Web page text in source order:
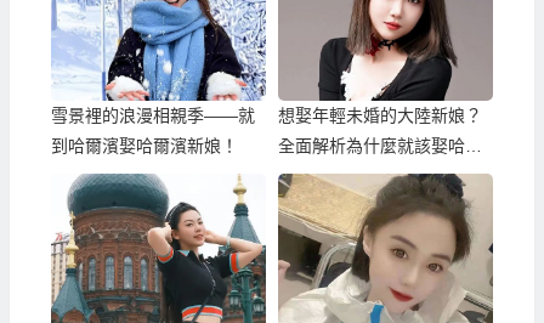
雪景裡的浪漫相親季——就
到哈爾濱娶哈爾濱新娘！
想娶年輕未婚的大陸新娘？
全面解析為什麼就該娶哈爾
濱新娘！